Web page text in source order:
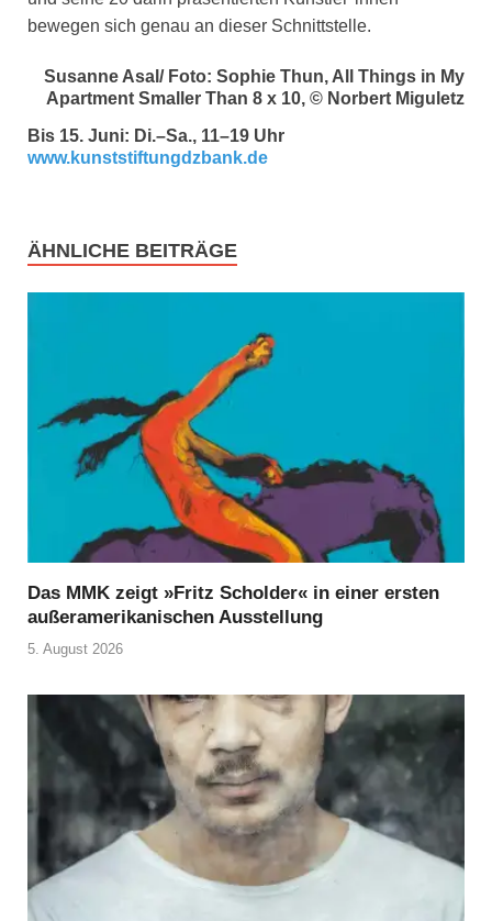
bewegen sich genau an dieser Schnittstelle.
Susanne Asal/ Foto: Sophie Thun, All Things in My
Apartment Smaller Than 8 x 10, © Norbert Miguletz
Bis 15. Juni: Di.–Sa., 11–19 Uhr
www.kunststiftungdzbank.de
ÄHNLICHE BEITRÄGE
Das MMK zeigt »Fritz Scholder« in einer ersten
außeramerikanischen Ausstellung
5. August 2026